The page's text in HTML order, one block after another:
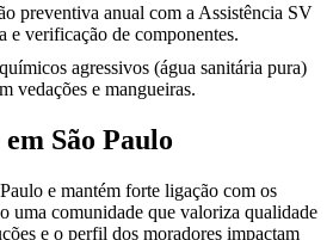
preventiva anual com a Assistência SV
e verificação de componentes.
agressivos (água sanitária pura)
vedações e mangueiras.
em São Paulo
e mantém forte ligação com os
uma comunidade que valoriza qualidade
e o perfil dos moradores impactam